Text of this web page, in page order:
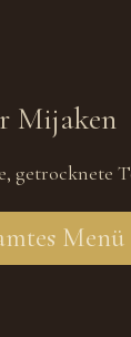
Mijaken
getrocknete
Menü